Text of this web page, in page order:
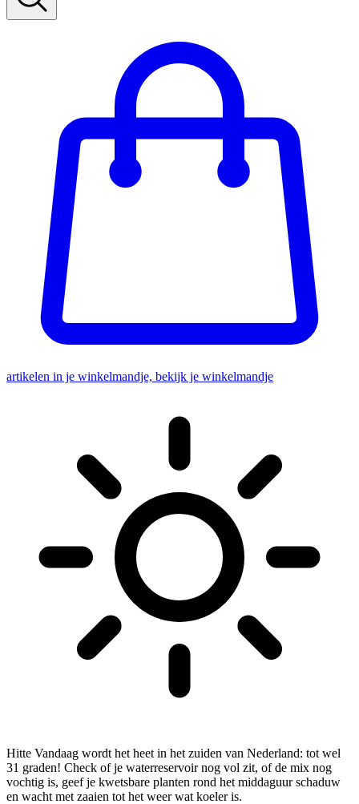
artikelen in je winkelmandje, bekijk je winkelmandje
Hitte Vandaag wordt het heet in het zuiden van Nederland: tot wel
31 graden! Check of je waterreservoir nog vol zit, of de mix nog
vochtig is, geef je kwetsbare planten rond het middaguur schaduw
en wacht met zaaien tot het weer wat koeler is.